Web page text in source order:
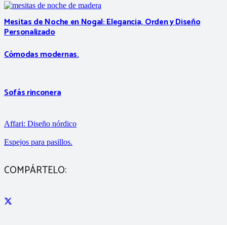
Mesitas de Noche en Nogal: Elegancia, Orden y Diseño
Personalizado
Cómodas modernas.
Sofás rinconera
Affari: Diseño nórdico
Espejos para pasillos.
COMPÁRTELO: